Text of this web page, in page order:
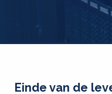
Einde van de